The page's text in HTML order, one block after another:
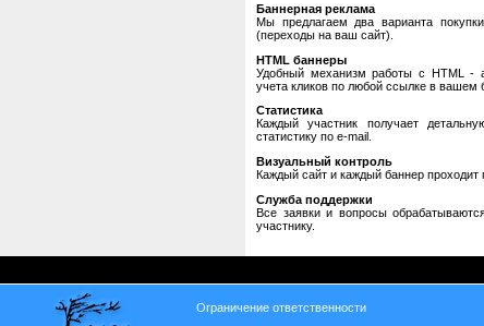
Баннерная реклама
Мы предлагаем два варианта
(переходы на ваш сайт).
HTML баннеры
Удобный механизм работы с HTML -
учета кликов по любой ссылке в вашем
Статистика
Каждый участник получает
статистику по e-mail.
Визуальный контроль
Каждый сайт и каждый баннер проходит
Служба поддержки
Все заявки и вопросы
участнику.
Ограничение ответственности